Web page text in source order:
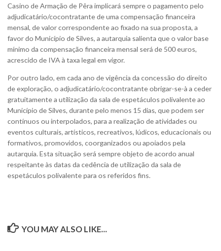
Casino de Armação de Pêra implicará sempre o pagamento pelo
adjudicatário/cocontratante de uma compensação financeira
mensal, de valor correspondente ao fixado na sua proposta, a
favor do Município de Silves, a autarquia salienta que o valor base
mínimo da compensação financeira mensal será de 500 euros,
acrescido de IVA à taxa legal em vigor.
Por outro lado, em cada ano de vigência da concessão do direito
de exploração, o adjudicatário/cocontratante obrigar-se-à a ceder
gratuitamente a utilização da sala de espetáculos polivalente ao
Município de Silves, durante pelo menos 15 dias, que podem ser
contínuos ou interpolados, para a realização de atividades ou
eventos culturais, artísticos, recreativos, lúdicos, educacionais ou
formativos, promovidos, coorganizados ou apoiados pela
autarquia. Esta situação será sempre objeto de acordo anual
respeitante às datas da cedência de utilização da sala de
espetáculos polivalente para os referidos fins.
YOU MAY ALSO LIKE...